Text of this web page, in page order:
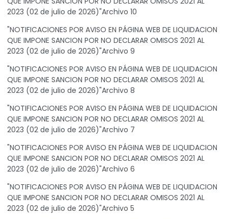
2023 (02 de julio de 2026)"Archivo 10
"NOTIFICACIONES POR AVISO EN PÁGINA WEB DE LIQUIDACION
QUE IMPONE SANCION POR NO DECLARAR OMISOS 2021 AL
2023 (02 de julio de 2026)"Archivo 9
"NOTIFICACIONES POR AVISO EN PÁGINA WEB DE LIQUIDACION
QUE IMPONE SANCION POR NO DECLARAR OMISOS 2021 AL
2023 (02 de julio de 2026)"Archivo 8
"NOTIFICACIONES POR AVISO EN PÁGINA WEB DE LIQUIDACION
QUE IMPONE SANCION POR NO DECLARAR OMISOS 2021 AL
2023 (02 de julio de 2026)"Archivo 7
"NOTIFICACIONES POR AVISO EN PÁGINA WEB DE LIQUIDACION
QUE IMPONE SANCION POR NO DECLARAR OMISOS 2021 AL
2023 (02 de julio de 2026)"Archivo 6
"NOTIFICACIONES POR AVISO EN PÁGINA WEB DE LIQUIDACION
QUE IMPONE SANCION POR NO DECLARAR OMISOS 2021 AL
2023 (02 de julio de 2026)"Archivo 5